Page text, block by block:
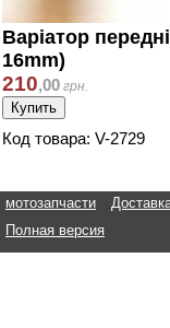
Варіатор
16mm)
210,00 грн.
Код товара: V-2729
мотозапчасти
Полная версия